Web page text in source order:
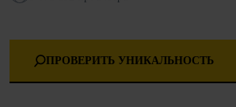
ПРОВЕРИТЬ УНИКАЛЬНОСТЬ